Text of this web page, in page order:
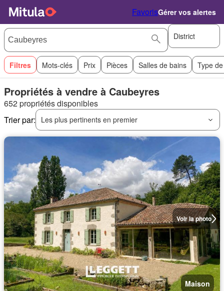
FavorisGérer vos alertes
District
Filtres Mots-clés Prix Pièces Salles de bains Type
Propriétés à vendre à Caubeyres
652 propriétés disponibles
Trier par:
Les plus pertinents en premier
Voir la photo
Maison